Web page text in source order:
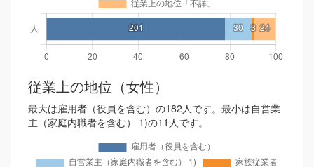
従業上の地位（女性）
最大は雇用者（役員を含む）の182人です。最小は自営業
主（家庭内職者を含む） 1)の11人です。